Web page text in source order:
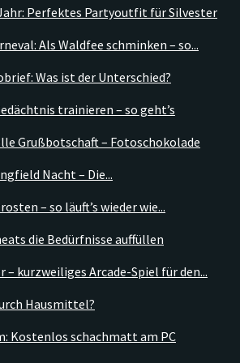
Perfektes Partyoutfit für Silvester
Als Waldfee schminken – so...
Was ist der Unterschied?
trainieren – so geht’s
Grußbotschaft – Fotoschokolade
Nacht – Die...
– so läuft’s wieder wie...
die Bedürfnisse auffüllen
– kurzweiliges Arcade-Spiel für den...
Hausmittel?
Kostenlos schachmatt am PC